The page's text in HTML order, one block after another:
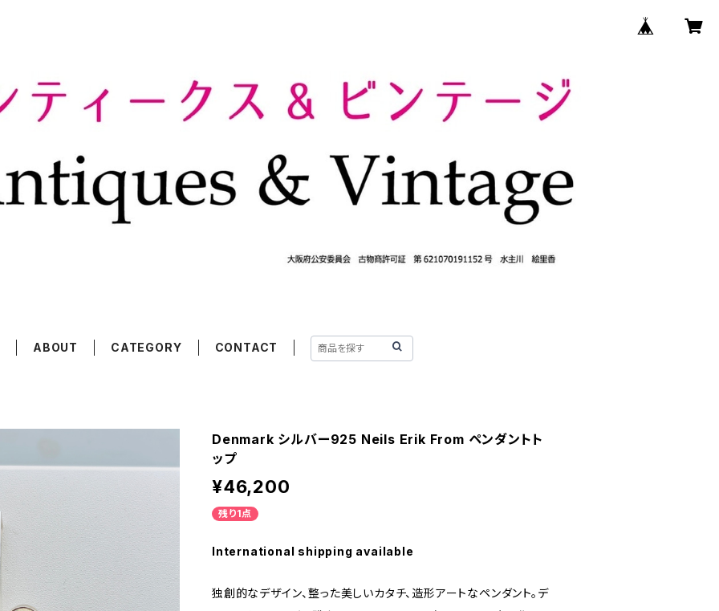
ABOUT CATEGORY CONTACT
Denmark シルバー925 Neils Erik From ペンダントト
ップ
¥46,200
残り1点
International shipping available
独創的なデザイン、整った美しいカタチ、造形アートなペンダント。デ